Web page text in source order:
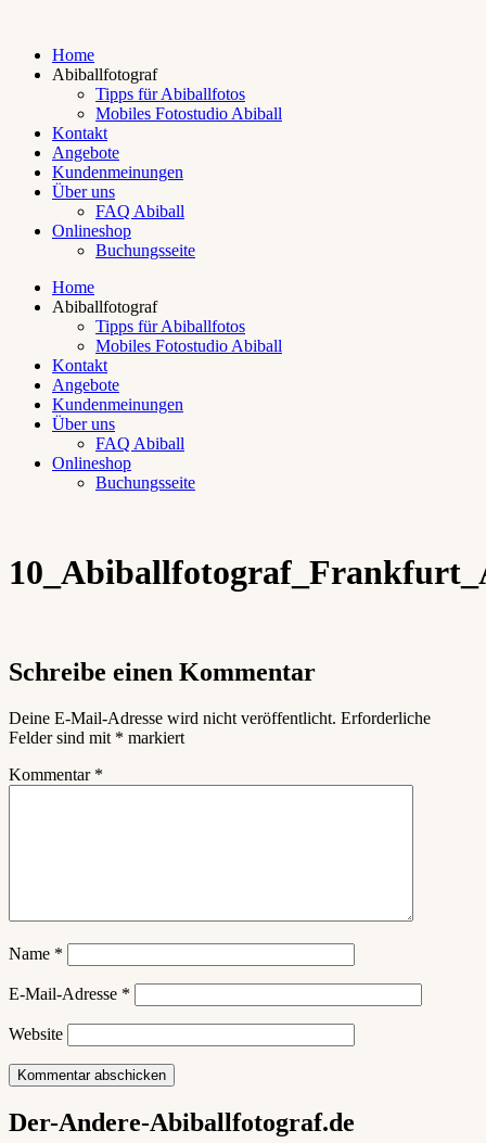
Home
Abiballfotograf
Tipps für Abiballfotos
Mobiles Fotostudio Abiball
Kontakt
Angebote
Kundenmeinungen
Über uns
FAQ Abiball
Onlineshop
Buchungsseite
Home
Abiballfotograf
Tipps für Abiballfotos
Mobiles Fotostudio Abiball
Kontakt
Angebote
Kundenmeinungen
Über uns
FAQ Abiball
Onlineshop
Buchungsseite
Schreibe einen Kommentar
Deine E-Mail-Adresse wird nicht veröffentlicht. Erforderliche
Felder sind mit * markiert
Kommentar *
Name *
E-Mail-Adresse *
Website
Der-Andere-Abiballfotograf.de